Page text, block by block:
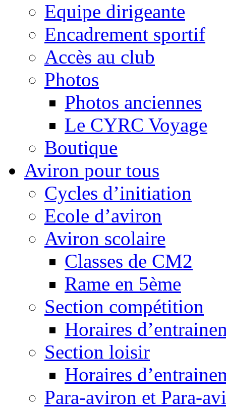
Equipe dirigeante
Encadrement sportif
Accès au club
Photos
Photos anciennes
Le CYRC Voyage
Boutique
Aviron pour tous
Cycles d’initiation
Ecole d’aviron
Aviron scolaire
Classes de CM2
Rame en 5ème
Section compétition
Horaires
Section loisir
Horaires
Para-aviron et Para-